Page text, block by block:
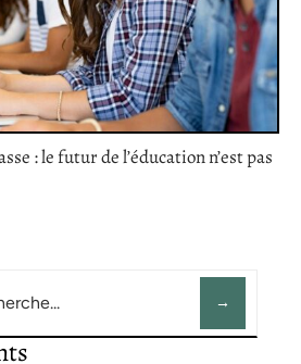
: le futur de l’éducation n’est pas